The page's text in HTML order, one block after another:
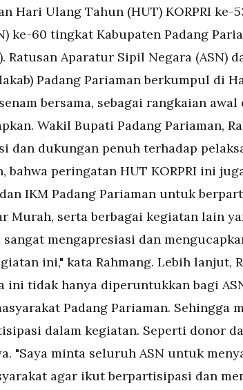
Hari Ulang Tahun (HUT) KORPRI ke-
ke-60 tingkat Kabupaten Padang
Ratusan Aparatur Sipil Negara (ASN)
Padang Pariaman berkumpul di
bersama, sebagai rangkaian awal
Wakil Bupati Padang Pariaman,
dan dukungan penuh terhadap
bahwa peringatan HUT KORPRI ini
IKM Padang Pariaman untuk
Murah, serta berbagai kegiatan lain
sangat mengapresiasi dan
ini," kata Rahmang. Lebih lanjut,
ini tidak hanya diperuntukkan bagi
Padang Pariaman. Sehingga
dalam kegiatan. Seperti donor
"Saya minta seluruh ASN untuk
agar ikut berpartisipasi dan